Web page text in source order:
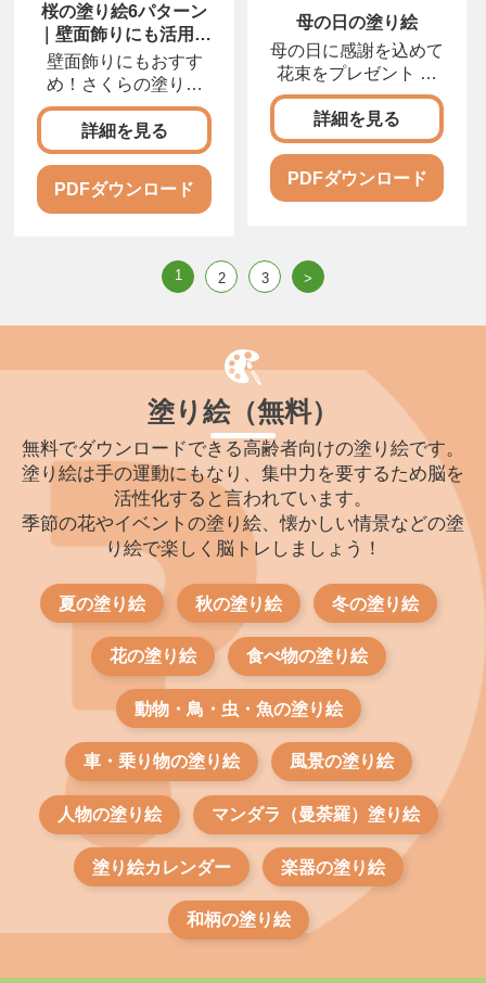
桜の塗り絵6パターン
｜壁面飾りにも活用で
きる図案
壁面飾りにもおすす
め！さくらの塗り絵
壁面飾りの作り方の記
事
詳細を見る
PDFダウンロード
母の日の塗り絵
母の日に感謝を込めて
花束をプレゼント 母
の日にカーネーション
詳細を見る
PDFダウンロード
1 2 3 >
塗り絵（無料）
無料でダウンロードできる高齢者向けの塗り絵です。
塗り絵は手の運動にもなり、集中力を要するため脳を
活性化すると言われています。
季節の花やイベントの塗り絵、懐かしい情景などの塗
り絵で楽しく脳トレしましょう！
夏の塗り絵 秋の塗り絵 冬の塗り絵
花の塗り絵 食べ物の塗り絵
動物・鳥・虫・魚の塗り絵
車・乗り物の塗り絵 風景の塗り絵
人物の塗り絵 マンダラ（曼荼羅）塗り絵
塗り絵カレンダー 楽器の塗り絵
和柄の塗り絵